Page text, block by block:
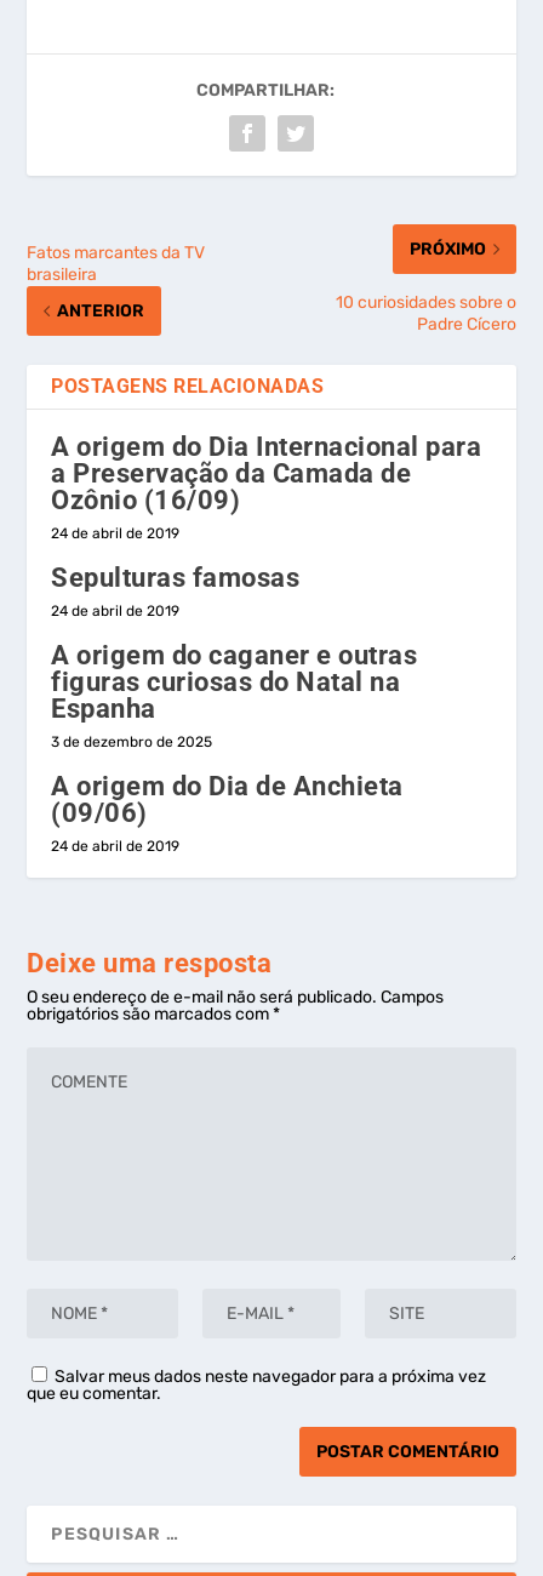
COMPARTILHAR:
Fatos marcantes da TV
brasileira
ANTERIOR
PRÓXIMO
10 curiosidades sobre o
Padre Cícero
POSTAGENS RELACIONADAS
A origem do Dia Internacional para
a Preservação da Camada de
Ozônio (16/09)
24 de abril de 2019
Sepulturas famosas
24 de abril de 2019
A origem do caganer e outras
figuras curiosas do Natal na
Espanha
3 de dezembro de 2025
A origem do Dia de Anchieta
(09/06)
24 de abril de 2019
Deixe uma resposta
O seu endereço de e-mail não será publicado. Campos
obrigatórios são marcados com*
Salvar meus dados neste navegador para a próxima vez
que eu comentar.